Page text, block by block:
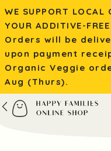
WE SUPPORT LOCAL
YOUR ADDITIVE-
Orders will be
upon payment
Organic Veggie
Aug (Thurs).